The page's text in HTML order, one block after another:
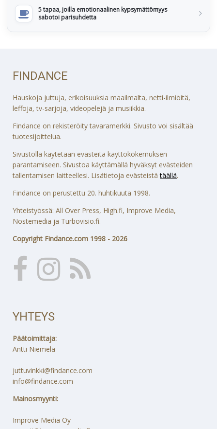
5 tapaa, joilla emotionaalinen kypsymättömyys
sabotoi parisuhdetta
FINDANCE
Hauskoja juttuja, erikoisuuksia maailmalta, netti-ilmiöitä,
leffoja, tv-sarjoja, videopelejä ja musiikkia.
Findance on rekisteröity tavaramerkki. Sivusto voi sisältää
tuotesijoittelua.
Sivustolla käytetään evästeitä käyttökokemuksen
parantamiseen. Sivustoa käyttämällä hyväksyt evästeiden
tallentamisen laitteellesi. Lisätietoja evästeistätäällä.
Findance on perustettu 20. huhtikuuta 1998.
Yhteistyössä: All Over Press, High.fi, Improve Media,
Nostemedia ja Turbovisio.fi.
Copyright Findance.com 1998 - 2026
YHTEYS
Päätoimittaja:
Antti Niemelä
juttuvinkki@findance.com
info@findance.com
Mainosmyynti:
Improve Media Oy